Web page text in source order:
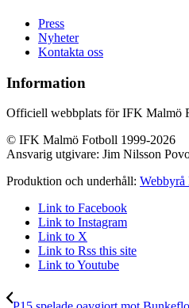
Press
Nyheter
Kontakta oss
Information
Officiell webbplats för IFK Malmö
© IFK Malmö Fotboll 1999-2026
Ansvarig utgivare: Jim Nilsson
Produktion och underhåll: Webbyrå
Link to Facebook
Link to Instagram
Link to X
Link to Rss this site
Link to Youtube